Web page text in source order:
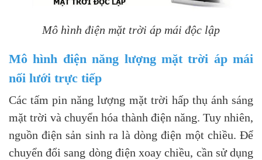
Mô hình điện mặt trời áp mái độc lập
Mô hình điện năng lượng mặt trời áp mái
nối lưới trực tiếp
Các tấm pin năng lượng mặt trời hấp thụ ánh sáng
mặt trời và chuyển hóa thành điện năng. Tuy nhiên,
nguồn điện sản sinh ra là dòng điện một chiều. Để
chuyển đổi sang dòng điện xoay chiều, cần sử dụng